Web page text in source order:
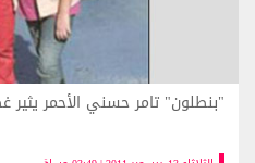
"بنطلون" تامر حسني الأحمر يثير